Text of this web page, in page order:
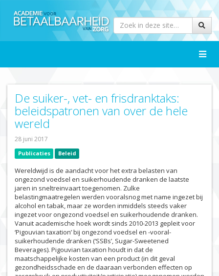
Toggle
De suiker-, vet- en frisdranktaks:
beleidspatronen van over de hele
wereld
28 juni 2017
Publicaties Beleid
Wereldwijd is de aandacht voor het extra belasten van
ongezond voedsel en suikerhoudende dranken de laatste
jaren in sneltreinvaart toegenomen. Zulke
belastingmaatregelen werden vooralsnog met name ingezet bij
alcohol en tabak, maar ze worden inmiddels steeds vaker
ingezet voor ongezond voedsel en suikerhoudende dranken.
Vanuit academische hoek wordt sinds 2010-2013 gepleit voor
‘Pigouvian taxation’ bij ongezond voedsel en -vooral-
suikerhoudende dranken (‘SSBs’, Sugar-Sweetened
Beverages). Pigouvian taxation houdt in dat de
maatschappelijke kosten van een product (in dit geval
gezondheidsschade en de daaraan verbonden effecten op